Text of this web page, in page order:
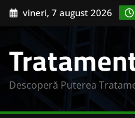
Skip vineri, 7 august 2026
Descoperă Puterea